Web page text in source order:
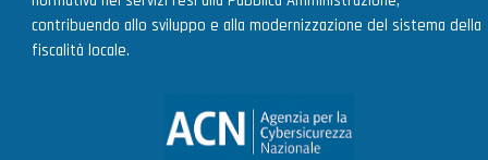
contribuendo allo sviluppo e alla modernizzazione del sistema della
fiscalità locale.